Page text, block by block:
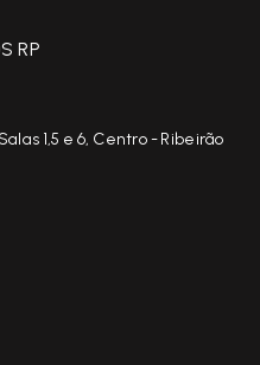
RP
1,5 e 6, Centro - Ribeirão